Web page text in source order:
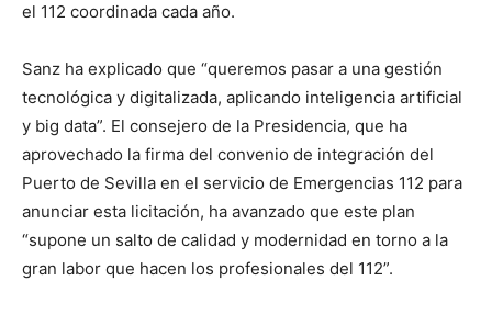
el 112 coordinada cada año.
Sanz ha explicado que “queremos pasar a una gestión
tecnológica y digitalizada, aplicando inteligencia artificial
y big data”. El consejero de la Presidencia, que ha
aprovechado la firma del convenio de integración del
Puerto de Sevilla en el servicio de Emergencias 112 para
anunciar esta licitación, ha avanzado que este plan
“supone un salto de calidad y modernidad en torno a la
gran labor que hacen los profesionales del 112”.